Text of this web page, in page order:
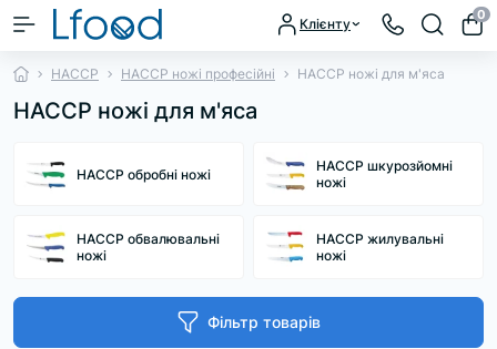
Клієнту
0
HACCP HACCP ножі професійні HACCP ножі для м'яса
HACCP ножі для м'яса
HACCP обробні ножі
HACCP шкурозйомні
ножі
HACCP обвалювальні
ножі
HACCP жилувальні
ножі
Фільтр товарів